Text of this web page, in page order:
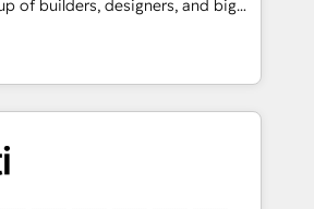
行する組織への移行を設計・実装。
伴走支援 複数部門をまたぐDX×AI変
・定着までPMOとして主導。「設
of builders, designers, and big
strategy, design, and
fueled by curiosity—to turn
and challenges into meaningful
technology is more than just
That’s why we lean
shape them into thoughtful